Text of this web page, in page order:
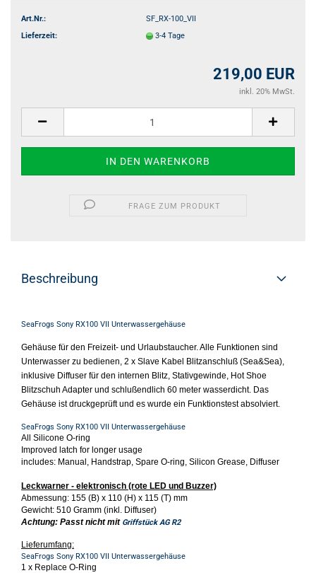
Art.Nr.:
SF_RX-100_VII
Lieferzeit:
3-4 Tage
219,00 EUR
inkl. 20% MwSt.
FRAGE ZUM PRODUKT
Beschreibung
SeaFrogs Sony RX100 VII Unterwassergehäuse
Gehäuse für den Freizeit- und Urlaubstaucher. Alle Funktionen sind
Unterwasser zu bedienen, 2 x Slave Kabel Blitzanschluß (Sea&Sea),
inklusive Diffuser für den internen Blitz, Stativgewinde, Hot Shoe
Blitzschuh Adapter und schlußendlich 60 meter wasserdicht. Das
Gehäuse ist druckgeprüft und es wurde ein Funktionstest absolviert.
SeaFrogs Sony RX100 VII Unterwassergehäuse
All Silicone O-ring
Improved latch for longer usage
includes: Manual, Handstrap, Spare O-ring, Silicon Grease, Diffuser
Leckwarner - elektronisch (rote LED und Buzzer)
Abmessung: 155 (B) x 110 (H) x 115 (T) mm
Gewicht: 510 Gramm (inkl. Diffuser)
Achtung: Passt nicht mit Griffstück AG R2
Lieferumfang:
SeaFrogs Sony RX100 VII Unterwassergehäuse
1 x Replace O-Ring